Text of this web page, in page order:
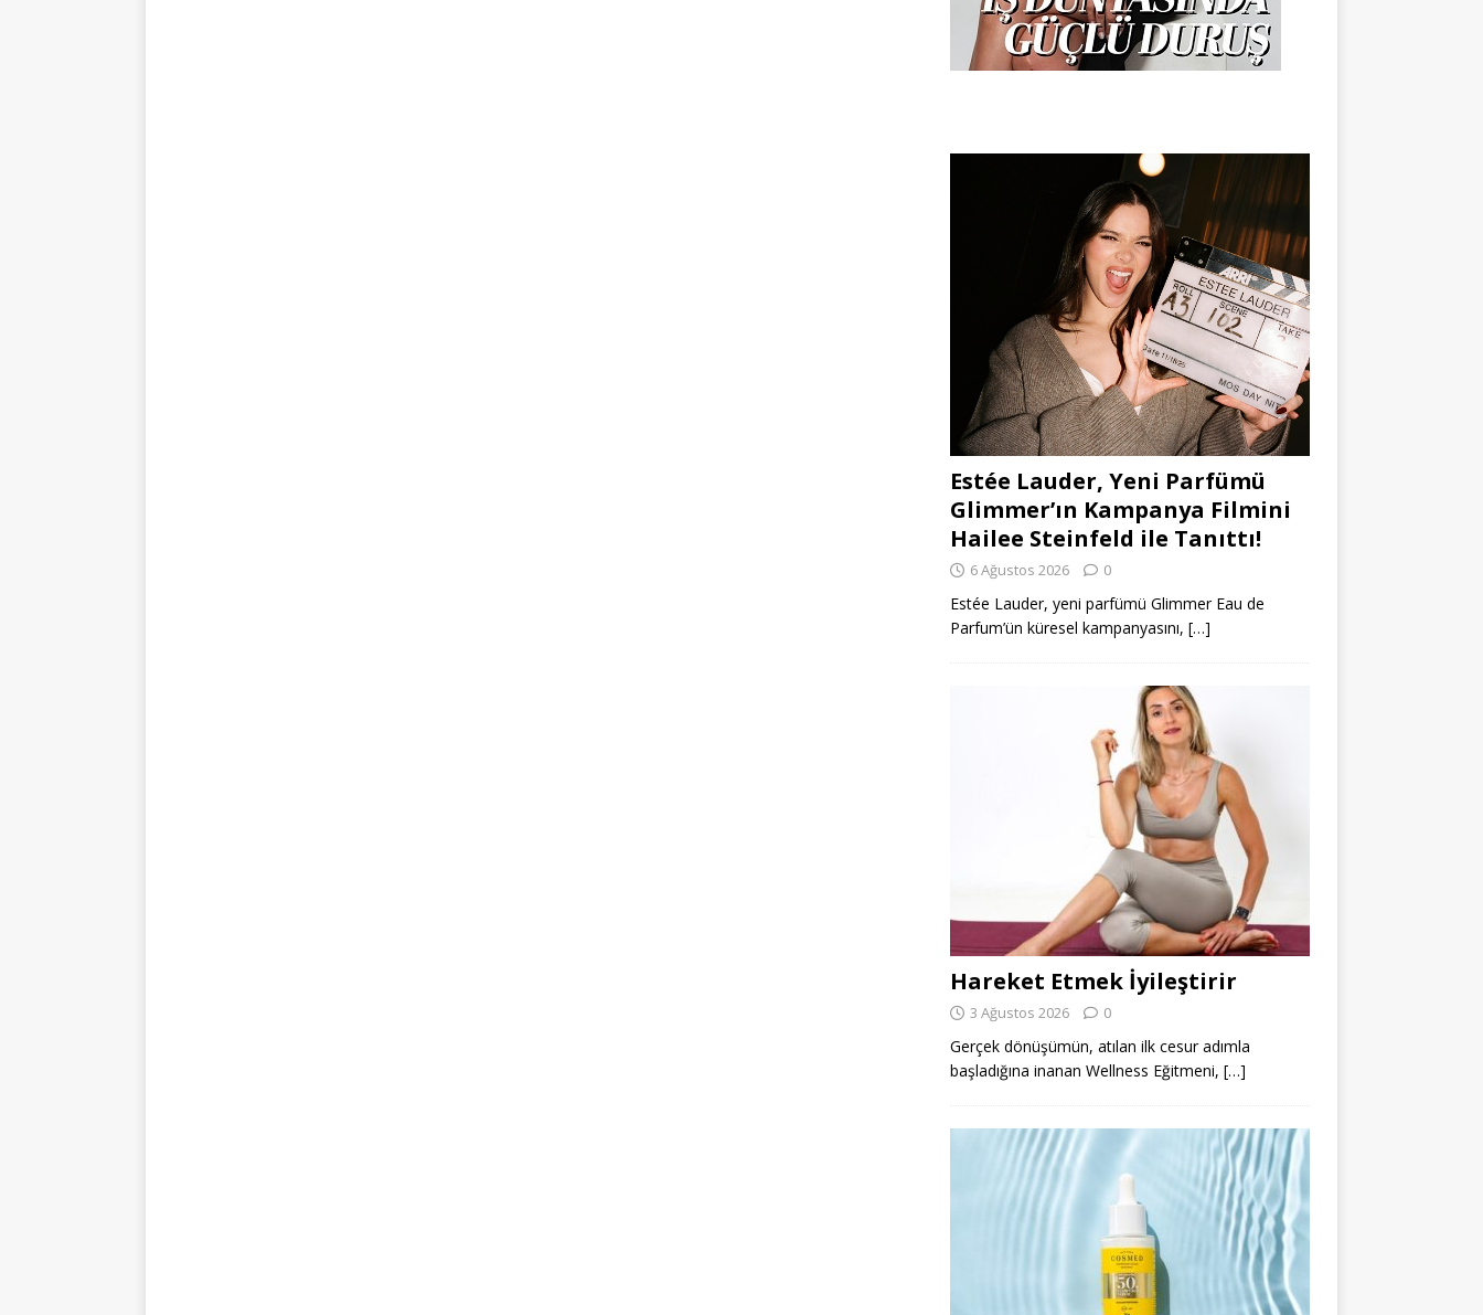
Estée Lauder, Yeni Parfümü
Glimmer’ın Kampanya Filmini
Hailee Steinfeld ile Tanıttı!
6 Ağustos 2026 0
Estée Lauder, yeni parfümü Glimmer Eau de
Parfum’ün küresel kampanyasını, […]
Hareket Etmek İyileştirir
3 Ağustos 2026 0
Gerçek dönüşümün, atılan ilk cesur adımla
başladığına inanan Wellness Eğitmeni, […]